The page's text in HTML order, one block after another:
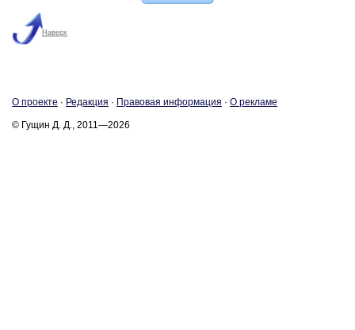
Наверх
О про­ек­те · Ре­дак­ция · Пра­во­вая ин­фор­ма­ция · О ре­кла­ме
© Гущин Д. Д., 2011—2026